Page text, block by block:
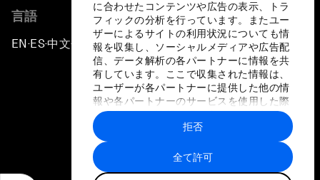
に合わせたコンテンツや広告の表示、トラ
フィックの分析を行っています。またユー
ザーによるサイトの利用状況についても情
報を収集し、ソーシャルメディアや広告配
信、データ解析の各パートナーに情報を共
有しています。ここで収集された情報は、
ユーザーが各パートナーに提供した他の情
報や各パートナーのサービスを使用した際
に収集された情報と組み合わされ、各パー
トナーによって使用されることがありま
す。
全て許可
拒否
言語
EN ▪ES▪中文▪ 日本語
プライバシーポリシーと利用規約
サイトマップ